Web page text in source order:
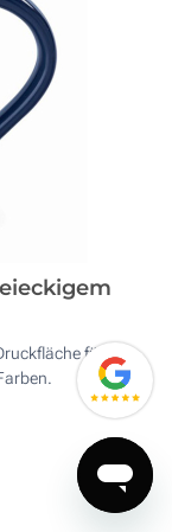
für Ihr